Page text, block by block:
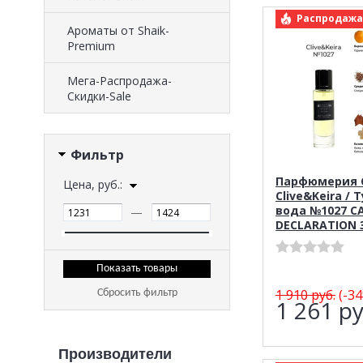
Ароматы от Shaik-
Premium
Мега-Распродажа-
Скидки-Sale
Фильтр
Цена, руб.:
—
Сбросить фильтр
Производители
Распродажа
арт.:
Парфюмерия
Clive&Keira /
вода №1027
DECLARATION
1 910руб.(-
1 261